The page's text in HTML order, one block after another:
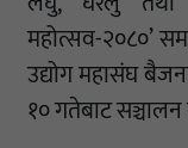
महोत्सव-२०८०’
उद्योग महासंघ
१० गतेबाट सञ्चालन